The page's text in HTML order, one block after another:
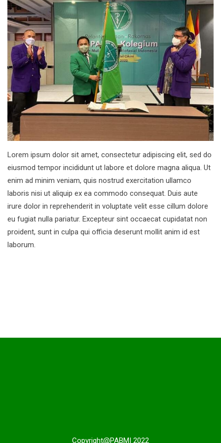
Lorem ipsum dolor sit amet, consectetur adipiscing elit, sed do
eiusmod tempor incididunt ut labore et dolore magna aliqua. Ut
enim ad minim veniam, quis nostrud exercitation ullamco
laboris nisi ut aliquip ex ea commodo consequat. Duis aute
irure dolor in reprehenderit in voluptate velit esse cillum dolore
eu fugiat nulla pariatur. Excepteur sint occaecat cupidatat non
proident, sunt in culpa qui officia deserunt mollit anim id est
laborum.
Copyright@PABMI 2022